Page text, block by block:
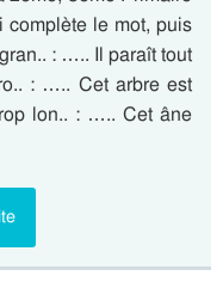
complète le mot, puis
: ….. Il paraît tout
: ….. Cet arbre est
lon.. : ….. Cet âne